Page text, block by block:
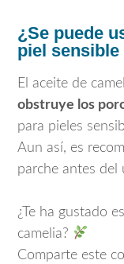
¿Se puede
piel
El aceite de
obstruye los
para pieles
Aun así, es
parche antes del
¿Te ha gustado
camelia?
Comparte este